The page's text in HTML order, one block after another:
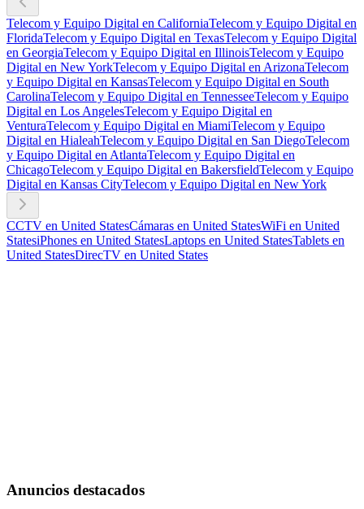
Telecom y Equipo Digital en CaliforniaTelecom y Equipo Digital en
FloridaTelecom y Equipo Digital en TexasTelecom y Equipo Digital
en GeorgiaTelecom y Equipo Digital en IllinoisTelecom y Equipo
Digital en New YorkTelecom y Equipo Digital en ArizonaTelecom
y Equipo Digital en KansasTelecom y Equipo Digital en South
CarolinaTelecom y Equipo Digital en TennesseeTelecom y Equipo
Digital en Los AngelesTelecom y Equipo Digital en
VenturaTelecom y Equipo Digital en MiamiTelecom y Equipo
Digital en HialeahTelecom y Equipo Digital en San DiegoTelecom
y Equipo Digital en AtlantaTelecom y Equipo Digital en
ChicagoTelecom y Equipo Digital en BakersfieldTelecom y Equipo
Digital en Kansas CityTelecom y Equipo Digital en New York
CCTV en United StatesCámaras en United StatesWiFi en United
StatesiPhones en United StatesLaptops en United StatesTablets en
United StatesDirecTV en United States
Anuncios destacados